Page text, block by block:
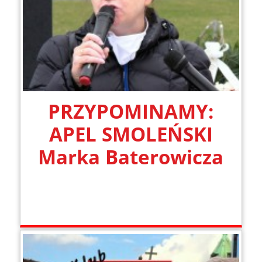
PRZYPOMINAMY:
APEL SMOLEŃSKI
Marka Baterowicza